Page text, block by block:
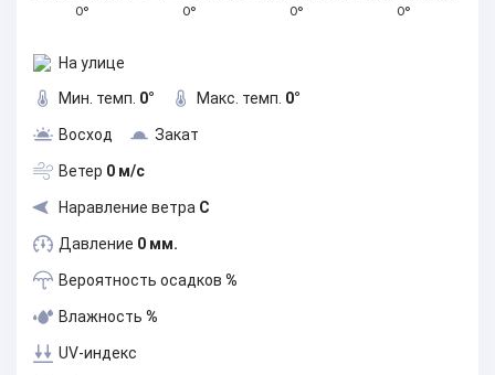
0°
0°
0°
0°
На улице
Мин. темп. 0° Макс. темп. 0°
Восход Закат
Ветер 0 м/с
Наравление ветра С
Давление 0 мм.
Вероятность осадков %
Влажность %
UV-индекс